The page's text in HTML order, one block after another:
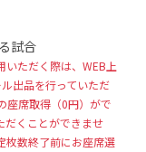
試合
ただく際は、WEB上
出品を行っていただ
座席取得（0円）がで
だくことができませ
枚数終了前にお座席選